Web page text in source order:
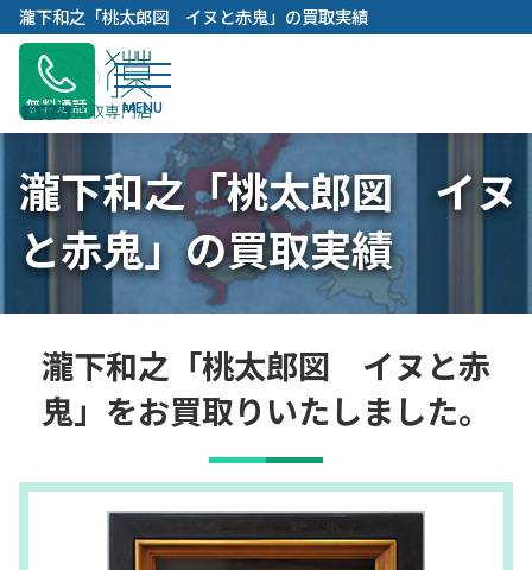
内
容
キ
ッ
プ
瀧下和之「桃太郎図 イヌと赤鬼」の買取実績
無料通話
瀧下和之「桃太郎図 イヌ
と赤鬼」の買取実績
瀧下和之「桃太郎図 イヌと赤
鬼」をお買取りいたしました。